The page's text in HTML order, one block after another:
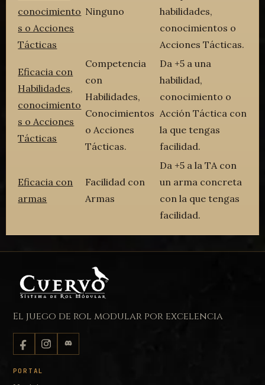
conocimiento
s o Acciones
Tácticas
Ninguno
habilidades,
conocimientos o
Acciones Tácticas.
Eficacia con
Habilidades,
conocimiento
s o Acciones
Tácticas
Competencia
con
Habilidades,
Conocimientos
o Acciones
Tácticas.
Da +5 a una
habilidad,
conocimiento o
Acción Táctica con
la que tengas
facilidad.
Eficacia con
armas
Facilidad con
Armas
Da +5 a la TA con
un arma concreta
con la que tengas
facilidad.
El juego de rol modular por excelencia
PORTAL